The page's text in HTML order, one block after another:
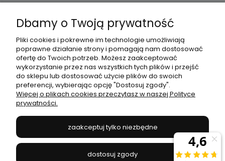
Moje konto
Płatności i dostawa
Informacje
JANEX
669-050-03-43
504 545 749//E-mail:sklep@janexmarket.pl
Dbamy o Twoją prywatność
Pliki cookies i pokrewne im technologie umożliwiają
poprawne działanie strony i pomagają nam dostosować
ofertę do Twoich potrzeb. Możesz zaakceptować
wykorzystanie przez nas wszystkich tych plików i przejść
do sklepu lub dostosować użycie plików do swoich
preferencji, wybierając opcję "Dostosuj zgody".
Więcej o plikach cookies przeczytasz w naszej Polityce
prywatności.
zaakceptuj tylko niezbędne
dostosuj zgody